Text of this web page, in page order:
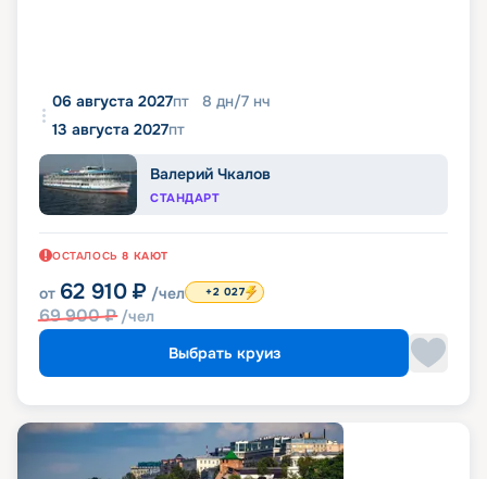
06 августа 2027пт 8 дн/7 нч
13 августа 2027пт
Валерий Чкалов
СТАНДАРТ
ОСТАЛОСЬ 8 КАЮТ
от 62 910 ₽ /чел
69 900₽ /чел
+2 027
Выбрать круиз